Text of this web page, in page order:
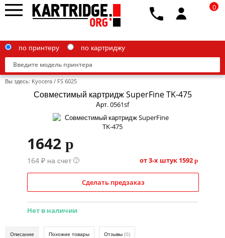
Canon
Epson
IBM
Kodak
по принтеру по картриджу
0
Вы здесь: Kyocera / FS 6025
Совместимый картридж SuperFine TK-475
Арт. 0561sf
1642 p
164 ₽ на счет ? от 3-х штук 1592 p
Сделать предзаказ
Нет в наличии
Описание Похожие товары Отзывы (0)